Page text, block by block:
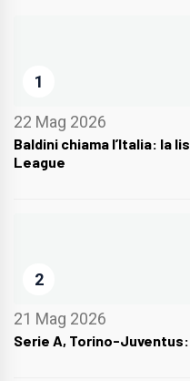
1
22 Mag 2026
Baldini chiama l’Italia: la
League
2
21 Mag 2026
Serie A, Torino-Juventus: